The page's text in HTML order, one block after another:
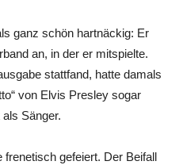
ganz schön hartnäckig: Er
an, in der er mitspielte.
stattfand, hatte damals
von Elvis Presley sogar
Sänger.
gefeiert. Der Beifall